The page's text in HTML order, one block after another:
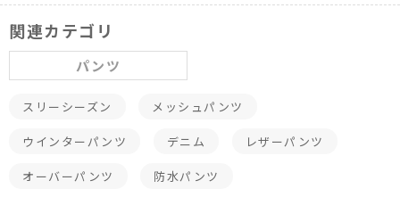
関連カテゴリ
パンツ
スリーシーズン メッシュパンツ
ウインターパンツ デニム レザーパンツ
オーバーパンツ 防水パンツ